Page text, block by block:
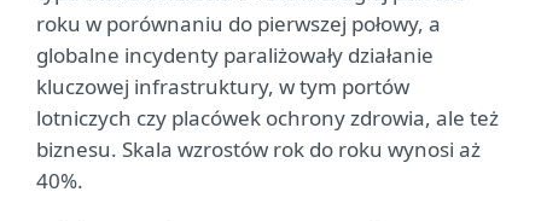
roku w porównaniu do pierwszej połowy, a
globalne incydenty paraliżowały działanie
kluczowej infrastruktury, w tym portów
lotniczych czy placówek ochrony zdrowia, ale też
biznesu. Skala wzrostów rok do roku wynosi aż
40%.